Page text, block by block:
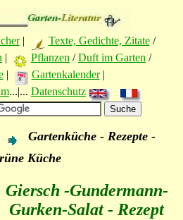
| Texte, Gedichte, Zitate/
| Pflanzen /Duft im Garten /
| Gartenkalender|
...|... Datenschutz
Gartenküche - Rezepte -
Küche
Giersch -Gundermann-
Gurken-Salat - Rezept